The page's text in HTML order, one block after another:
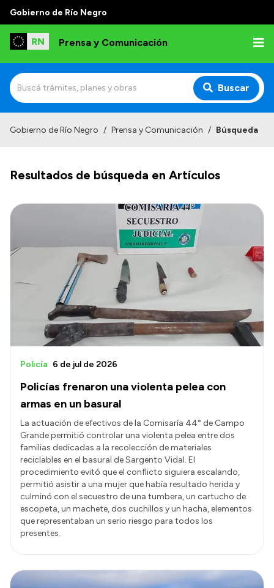
Gobierno de Río Negro
Prensa y Comunicación
Buscar
Autoridades
Referentes de prensa
Transparencia
Presupuesto
Boletín Oficial
Compras y licitaciones
Consulta de expedientes
Intranet
Login
Gobierno de Río Negro / Prensa y Comunicación / Búsqueda
Resultados de búsqueda en Artículos
Policías frenaron una violenta pelea con
armas en un basural
Policía 6 de jul de 2026
La actuación de efectivos de la Comisaría 44° de Campo
Grande permitió controlar una violenta pelea entre dos
familias dedicadas a la recolección de materiales
reciclables en el basural de Sargento Vidal. El
procedimiento evitó que el conflicto siguiera escalando,
permitió asistir a una mujer que había resultado herida y
culminó con el secuestro de una tumbera, un cartucho de
escopeta, un machete, dos cuchillos y un hacha, elementos
que representaban un serio riesgo para todos los
presentes.